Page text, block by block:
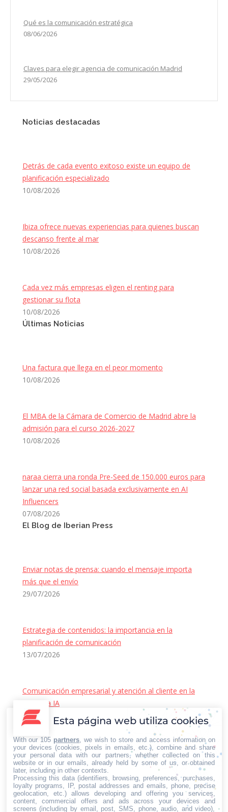
Qué es la comunicación estratégica
08/06/2026
Claves para elegir agencia de comunicación Madrid
29/05/2026
Noticias destacadas
Detrás de cada evento exitoso existe un equipo de
planificación especializado
10/08/2026
Ibiza ofrece nuevas experiencias para quienes buscan
descanso frente al mar
10/08/2026
Cada vez más empresas eligen el renting para
gestionar su flota
10/08/2026
Últimas Noticias
Una factura que llega en el peor momento
10/08/2026
El MBA de la Cámara de Comercio de Madrid abre la
admisión para el curso 2026-2027
10/08/2026
naraa cierra una ronda Pre-Seed de 150.000 euros para
lanzar una red social basada exclusivamente en AI
Influencers
07/08/2026
El Blog de Iberian Press
Enviar notas de prensa: cuando el mensaje importa
más que el envío
29/07/2026
Estrategia de contenidos: la importancia en la
planificación de comunicación
13/07/2026
Comunicación empresarial y atención al cliente en la
era de la IA
22/06/2026
Contacto Iberian Press
Principales vías de contacto:
E-mail:
info@iberianpress.es
Teléfono:
+34 911863556
Fax:
Esta página web utiliza cookies
With our 105 partners , we wish to store and access information on
your devices (cookies, pixels in emails, etc.), combine and share
your personal data with our partners, whether collected on this
website or in our emails, already held by some of us, or obtained
later, including in other contexts.
Processing this data (identifiers, browsing, preferences, purchases,
loyalty programs, IP, postal addresses and emails, phone, precise
geolocation, etc.) allows developing and offering you services,
content, commercial offers and ads across your devices and
screens (including by email, post, SMS, phone, audio, and video),